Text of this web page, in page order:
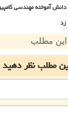
آموخته مهندسی
این مطلب
مطلبنظر دهید